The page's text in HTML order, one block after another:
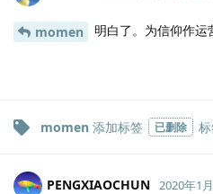
momen 明白了。为信仰作运
momen 添加标签 已删除
PENGXIAOCHUN 2020年1